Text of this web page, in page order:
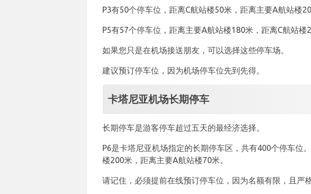
P3有50个停车位，距离C航站楼50米，距离主要A航站楼20
P5有57个停车位，距离主要A航站楼180米，距离C航站楼
如果您只是在机场接送朋友，可以选择这些停车场。
建议预订停车位，因为机场停车位先到先得。
卡塔尼亚机场长期停车
长期停车是游客停车超过五天的最经济选择。
P6是卡塔尼亚机场指定的长期停车区，共有400个停车位
楼200米，距离主要A航站楼70米。
请记住，必须提前在线预订停车位，因为名额有限，且严